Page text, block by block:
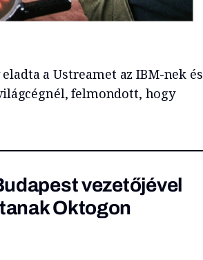
a Ustreamet az IBM-nek és
felmondott, hogy
vezetőjével
Oktogon